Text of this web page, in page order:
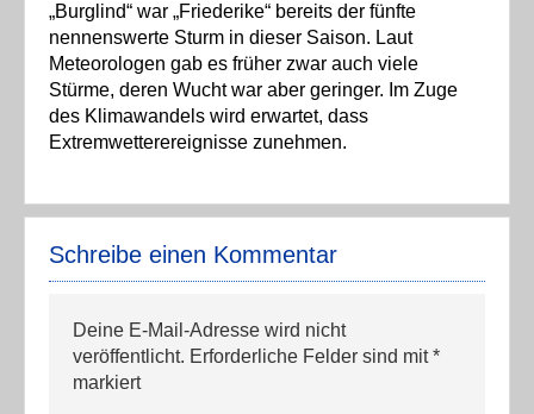
„Burglind“ war „Friederike“ bereits der fünfte
nennenswerte Sturm in dieser Saison. Laut
Meteorologen gab es früher zwar auch viele
Stürme, deren Wucht war aber geringer. Im Zuge
des Klimawandels wird erwartet, dass
Extremwetterereignisse zunehmen.
Schreibe einen Kommentar
Deine E-Mail-Adresse wird nicht
veröffentlicht. Erforderliche Felder sind mit*
markiert